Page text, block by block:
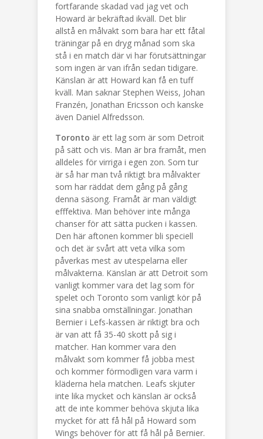
fortfarande skadad vad jag vet och
Howard är bekräftad ikväll. Det blir
allstå en målvakt som bara har ett fåtal
träningar på en dryg månad som ska
stå i en match där vi har förutsättningar
som ingen är van ifrån sedan tidigare.
Känslan är att Howard kan få en tuff
kväll. Man saknar Stephen Weiss, Johan
Franzén, Jonathan Ericsson och kanske
även Daniel Alfredsson.
Toronto är ett lag som är som Detroit
på sätt och vis. Man är bra framåt, men
alldeles för virriga i egen zon. Som tur
är så har man två riktigt bra målvakter
som har räddat dem gång på gång
denna säsong. Framåt är man väldigt
efffektiva. Man behöver inte många
chanser för att sätta pucken i kassen.
Den här aftonen kommer bli speciell
och det är svårt att veta vilka som
påverkas mest av utespelarna eller
målvakterna. Känslan är att Detroit som
vanligt kommer vara det lag som för
spelet och Toronto som vanligt kör på
sina snabba omställningar. Jonathan
Bernier i Lefs-kassen är riktigt bra och
är van att få 35-40 skott på sig i
matcher. Han kommer vara den
målvakt som kommer få jobba mest
och kommer förmodligen vara varm i
kläderna hela matchen. Leafs skjuter
inte lika mycket och känslan är också
att de inte kommer behöva skjuta lika
mycket för att få hål på Howard som
Wings behöver för att få hål på Bernier.